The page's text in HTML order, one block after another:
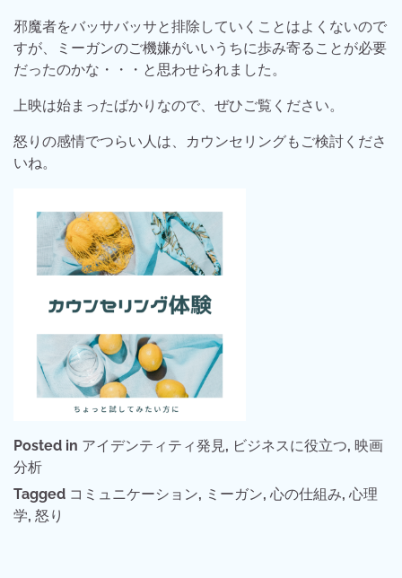
邪魔者をバッサバッサと排除していくことはよくないので
すが、ミーガンのご機嫌がいいうちに歩み寄ることが必要
だったのかな・・・と思わせられました。
上映は始まったばかりなので、ぜひご覧ください。
怒りの感情でつらい人は、カウンセリングもご検討くださ
いね。
Posted in アイデンティティ発見, ビジネスに役立つ, 映画
分析
Tagged コミュニケーション, ミーガン, 心の仕組み, 心理
学, 怒り